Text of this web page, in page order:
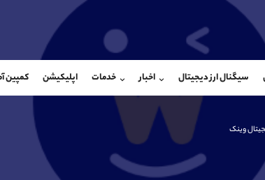
سیگنال ارز دیجیتال اخبار خدمات اپلیکیشن کمپین
وینک
شروع گفتگو
103 داخلی